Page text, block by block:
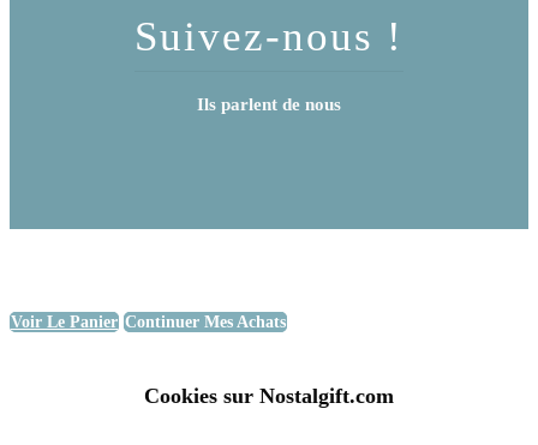
Suivez-nous !
Ils parlent de nous
Voir Le Panier Continuer Mes Achats
Cookies sur Nostalgift.com